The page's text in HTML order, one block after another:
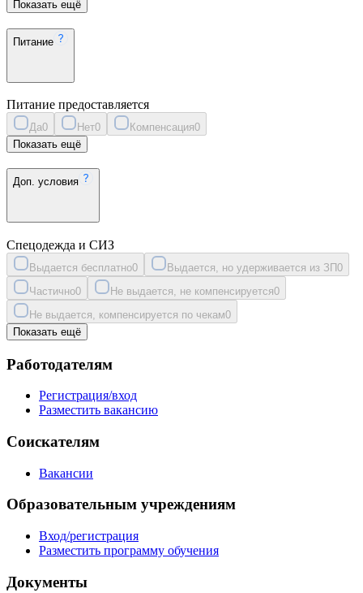
Показать ещё
Питание
Питание предоставляется
Да0 Нет0 Компенсация0
Показать ещё
Доп. условия
Спецодежда и СИЗ
Выдается бесплатно0 Выдается, но удерживается из ЗП0
Частично0 Не выдается, не компенсируется0
Не выдается, компенсируется по чекам0
Показать ещё
Работодателям
Регистрация/вход
Разместить вакансию
Соискателям
Вакансии
Образовательным учреждениям
Вход/регистрация
Разместить программу обучения
Документы